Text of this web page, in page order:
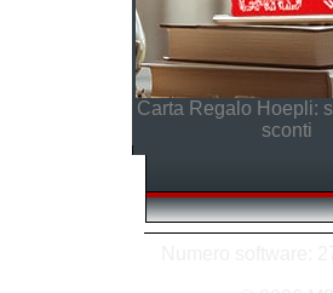
Carta Regalo Hoepli:
sconti